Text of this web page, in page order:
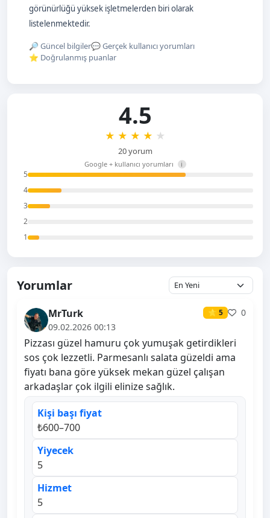
görünürlüğü yüksek işletmelerden biri olarak
listelenmektedir.
🔎 Güncel bilgiler💬 Gerçek kullanıcı yorumları
⭐ Doğrulanmış puanlar
5
4
3
2
1
4.5
★ ★ ★ ★ ★
20 yorum
Google + kullanıcı yorumları i
Yorumlar
MrTurk ⭐ 5
0
09.02.2026 00:13
Pizzası güzel hamuru çok yumuşak getirdikleri
sos çok lezzetli. Parmesanlı salata güzeldi ama
fiyatı bana göre yüksek mekan güzel çalışan
arkadaşlar çok ilgili elinize sağlık.
Kişi başı fiyat
₺600–700
Yiyecek
5
Hizmet
5